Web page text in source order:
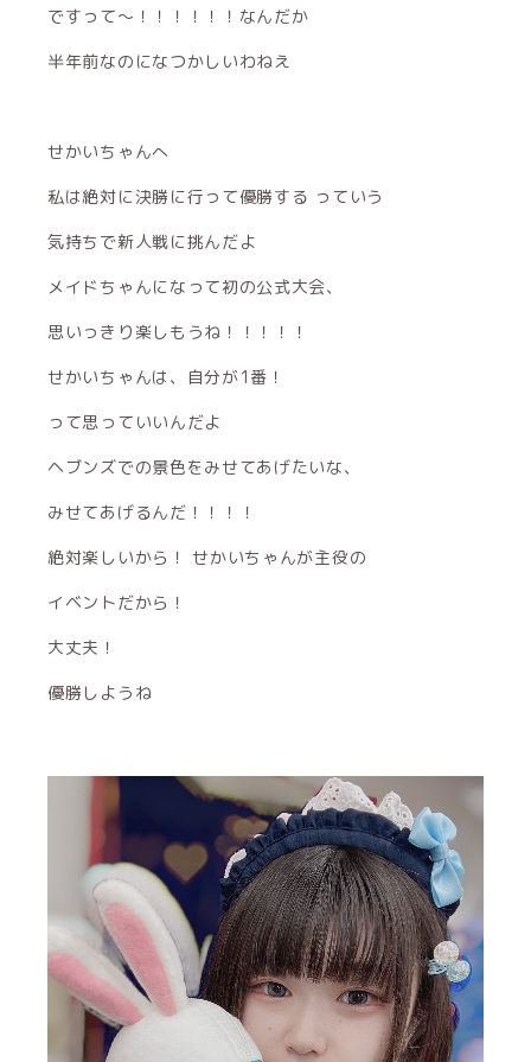
ですって〜！！！！！！なんだか
半年前なのになつかしいわねえ
せかいちゃんへ
私は絶対に決勝に行って優勝する っていう
気持ちで新人戦に挑んだよ
メイドちゃんになって初の公式大会、
思いっきり楽しもうね！！！！！
せかいちゃんは、自分が1番！
って思っていいんだよ
ヘブンズでの景色をみせてあげたいな、
みせてあげるんだ！！！！
絶対楽しいから！ せかいちゃんが主役の
イベントだから！
大丈夫！
優勝しようね